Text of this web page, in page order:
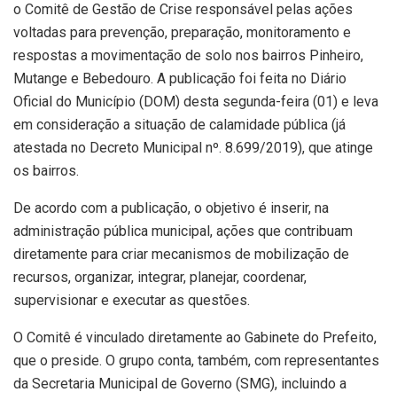
o Comitê de Gestão de Crise responsável pelas ações
voltadas para prevenção, preparação, monitoramento e
respostas a movimentação de solo nos bairros Pinheiro,
Mutange e Bebedouro. A publicação foi feita no Diário
Oficial do Município (DOM) desta segunda-feira (01) e leva
em consideração a situação de calamidade pública (já
atestada no Decreto Municipal nº. 8.699/2019), que atinge
os bairros.
De acordo com a publicação, o objetivo é inserir, na
administração pública municipal, ações que contribuam
diretamente para criar mecanismos de mobilização de
recursos, organizar, integrar, planejar, coordenar,
supervisionar e executar as questões.
O Comitê é vinculado diretamente ao Gabinete do Prefeito,
que o preside. O grupo conta, também, com representantes
da Secretaria Municipal de Governo (SMG), incluindo a